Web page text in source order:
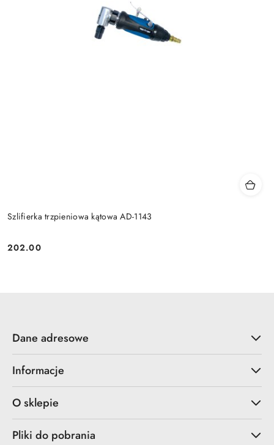
Szlifierka trzpieniowa kątowa AD-1143
Cena:
202.00
Dane adresowe
Informacje
O sklepie
Pliki do pobrania